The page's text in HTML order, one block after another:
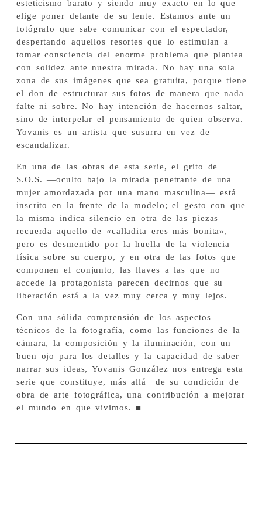
esteticismo barato y siendo muy exacto en lo que
elige poner delante de su lente. Estamos ante un
fotógrafo que sabe comunicar con el espectador,
despertando aquellos resortes que lo estimulan a
tomar consciencia del enorme problema que plantea
con solidez ante nuestra mirada. No hay una sola
zona de sus imágenes que sea gratuita, porque tiene
el don de estructurar sus fotos de manera que nada
falte ni sobre. No hay intención de hacernos saltar,
sino de interpelar el pensamiento de quien observa.
Yovanis es un artista que susurra en vez de
escandalizar.
En una de las obras de esta serie, el grito de
S.O.S. —oculto bajo la mirada penetrante de una
mujer amordazada por una mano masculina— está
inscrito en la frente de la modelo; el gesto con que
la misma indica silencio en otra de las piezas
recuerda aquello de «calladita eres más bonita»,
pero es desmentido por la huella de la violencia
física sobre su cuerpo, y en otra de las fotos que
componen el conjunto, las llaves a las que no
accede la protagonista parecen decirnos que su
liberación está a la vez muy cerca y muy lejos.
Con una sólida comprensión de los aspectos
técnicos de la fotografía, como las funciones de la
cámara, la composición y la iluminación, con un
buen ojo para los detalles y la capacidad de saber
narrar sus ideas, Yovanis González nos entrega esta
serie que constituye, más allá de su condición de
obra de arte fotográfica, una contribución a mejorar
el mundo en que vivimos. ■